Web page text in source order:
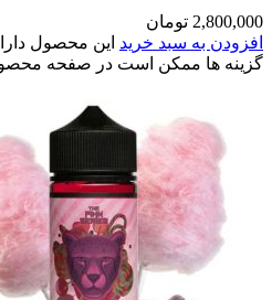
2,800,000 تومان
افزودن به سبد خرید این محصول
گزینه ها ممکن است در صفحه